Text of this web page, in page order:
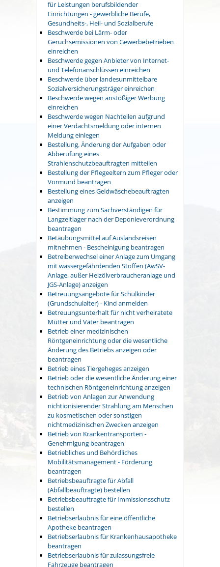
für Leistungen berufsbildender
Einrichtungen - gewerbliche Berufe,
Gesundheits-, Heil- und Sozialberufe
Beschwerde bei Lärm- oder
Geruchsemissionen von Gewerbebetrieben
einreichen
Beschwerde gegen Anbieter von Internet-
und Telefonanschlüssen einreichen
Beschwerde über landesunmittelbare
Sozialversicherungsträger einreichen
Beschwerde wegen anstößiger Werbung
einreichen
Beschwerde wegen Nachteilen aufgrund
einer Verdachtsmeldung oder internen
Meldung einlegen
Bestellung, Änderung der Aufgaben oder
Abberufung eines
Strahlenschutzbeauftragten mitteilen
Bestellung der Pflegeeltern zum Pfleger oder
Vormund beantragen
Bestellung eines Geldwäschebeauftragten
anzeigen
Bestimmung zum Sachverständigen für
Langzeitlager nach der Deponieverordnung
beantragen
Betäubungsmittel auf Auslandsreisen
mitnehmen - Bescheinigung beantragen
Betreiberwechsel einer Anlage zum Umgang
mit wassergefährdenden Stoffen (AwSV-
Anlage, außer Heizölverbraucheranlage und
JGS-Anlage) anzeigen
Betreuungsangebote für Schulkinder
(Grundschulalter) - Kind anmelden
Betreuungsunterhalt für nicht verheiratete
Mütter und Väter beantragen
Betrieb einer medizinischen
Röntgeneinrichtung oder die wesentliche
Änderung des Betriebs anzeigen oder
beantragen
Betrieb eines Tiergeheges anzeigen
Betrieb oder die wesentliche Änderung einer
technischen Röntgeneinrichtung anzeigen
Betrieb von Anlagen zur Anwendung
nichtionisierender Strahlung am Menschen
zu kosmetischen oder sonstigen
nichtmedizinischen Zwecken anzeigen
Betrieb von Krankentransporten -
Genehmigung beantragen
Betriebliches und Behördliches
Mobilitätsmanagement - Förderung
beantragen
Betriebsbeauftragte für Abfall
(Abfallbeauftragte) bestellen
Betriebsbeauftragte für Immissionsschutz
bestellen
Betriebserlaubnis für eine öffentliche
Apotheke beantragen
Betriebserlaubnis für Krankenhausapotheke
beantragen
Betriebserlaubnis für zulassungsfreie
Fahrzeuge beantragen